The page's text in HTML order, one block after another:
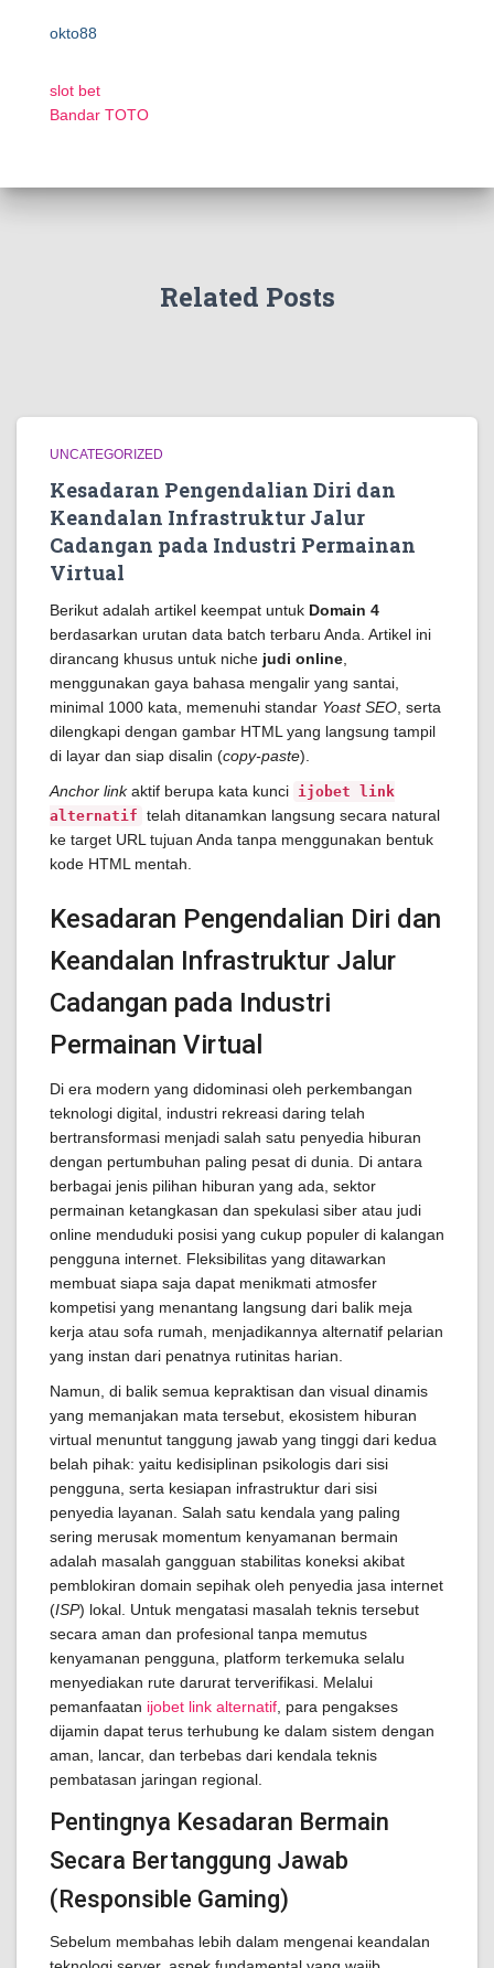
okto88
slot bet
Bandar TOTO
Related Posts
UNCATEGORIZED
Kesadaran Pengendalian Diri dan
Keandalan Infrastruktur Jalur
Cadangan pada Industri Permainan
Virtual
Berikut adalah artikel keempat untuk Domain 4
berdasarkan urutan data batch terbaru Anda. Artikel ini
dirancang khusus untuk niche judi online
menggunakan gaya bahasa mengalir yang santai,
minimal 1000 kata, memenuhi standar Yoast SEO , serta
dilengkapi dengan gambar HTML yang langsung tampil
di layar dan siap disalin (copy-paste).
Anchor linkaktif berupa kata kunci ijobet link
alternatif telah ditanamkan langsung secara natural
ke target URL tujuan Anda tanpa menggunakan bentuk
kode HTML mentah.
Kesadaran Pengendalian Diri dan
Keandalan Infrastruktur Jalur
Cadangan pada Industri
Permainan Virtual
Di era modern yang didominasi oleh perkembangan
teknologi digital, industri rekreasi daring telah
bertransformasi menjadi salah satu penyedia hiburan
dengan pertumbuhan paling pesat di dunia. Di antara
berbagai jenis pilihan hiburan yang ada, sektor
permainan ketangkasan dan spekulasi siber atau judi
online menduduki posisi yang cukup populer di kalangan
pengguna internet. Fleksibilitas yang ditawarkan
membuat siapa saja dapat menikmati atmosfer
kompetisi yang menantang langsung dari balik meja
kerja atau sofa rumah, menjadikannya alternatif pelarian
yang instan dari penatnya rutinitas harian.
Namun, di balik semua kepraktisan dan visual dinamis
yang memanjakan mata tersebut, ekosistem hiburan
virtual menuntut tanggung jawab yang tinggi dari kedua
belah pihak: yaitu kedisiplinan psikologis dari sisi
pengguna, serta kesiapan infrastruktur dari sisi
penyedia layanan. Salah satu kendala yang paling
sering merusak momentum kenyamanan bermain
adalah masalah gangguan stabilitas koneksi akibat
pemblokiran domain sepihak oleh penyedia jasa internet
(ISP) lokal. Untuk mengatasi masalah teknis tersebut
secara aman dan profesional tanpa memutus
kenyamanan pengguna, platform terkemuka selalu
menyediakan rute darurat terverifikasi. Melalui
pemanfaatan ijobet link alternatif , para pengakses
dijamin dapat terus terhubung ke dalam sistem dengan
aman, lancar, dan terbebas dari kendala teknis
pembatasan jaringan regional.
Pentingnya Kesadaran Bermain
Secara Bertanggung Jawab
(Responsible Gaming)
Sebelum membahas lebih dalam mengenai keandalan